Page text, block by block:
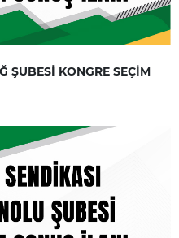
ŞUBESİ KONGRE SEÇİM